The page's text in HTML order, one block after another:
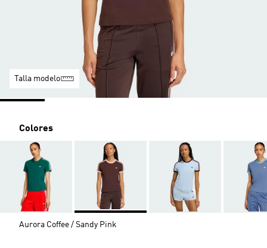
Talla modelo
Colores
Aurora Coffee / Sandy Pink